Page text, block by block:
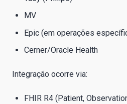
MV
Epic (em operações
Cerner/Oracle Health
Integração ocorre via:
FHIR R4 (Patient,